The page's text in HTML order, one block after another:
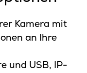
Kamera mit
an Ihre
und USB, IP-